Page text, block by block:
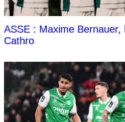
ASSE : Maxime Bernauer,
Cathro